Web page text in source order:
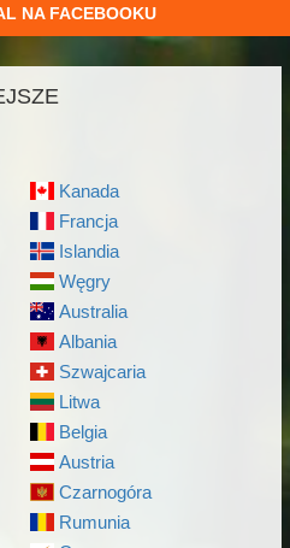
NA FACEBOOKU
Kanada
Francja
Islandia
Węgry
Australia
Albania
Szwajcaria
Litwa
Belgia
Austria
Czarnogóra
Rumunia